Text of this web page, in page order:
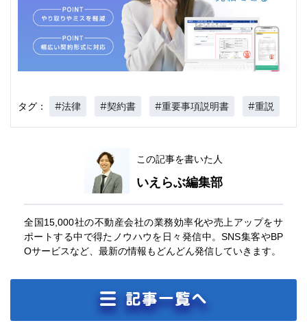
タグ： #法律 #契約書 #重要事項説明書 #重説
この記事を書いた人
いえらぶ編集部
全国15,000社の不動産会社の業務効率化や売上アップをサ
ポートする中で得たノウハウを日々発信中。SNS集客やBP
Oサービスなど、最新の情報もどんどん発信していきます。